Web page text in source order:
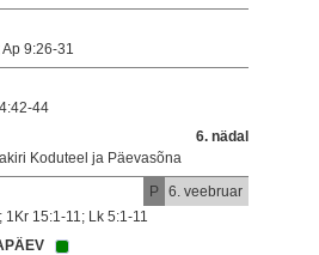
9:26-31
44
6. nädal
Koduteel ja Päevasõna
P 6. veebruar
15:1-11; Lk 5:1-11